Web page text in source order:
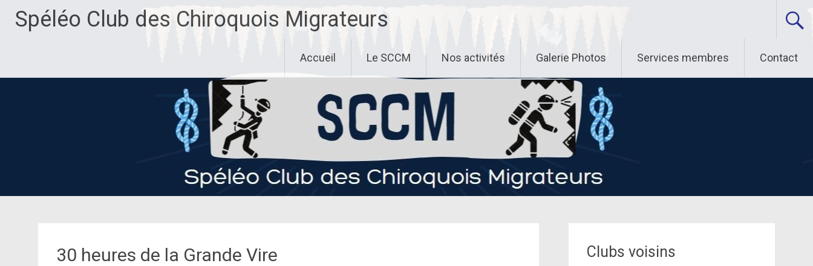
Spéléo Club des Chiroquois Migrateurs
Accueil Le SCCM Nos activités Galerie Photos Services membres Contact
30 heures de la Grande Vire Clubs voisins